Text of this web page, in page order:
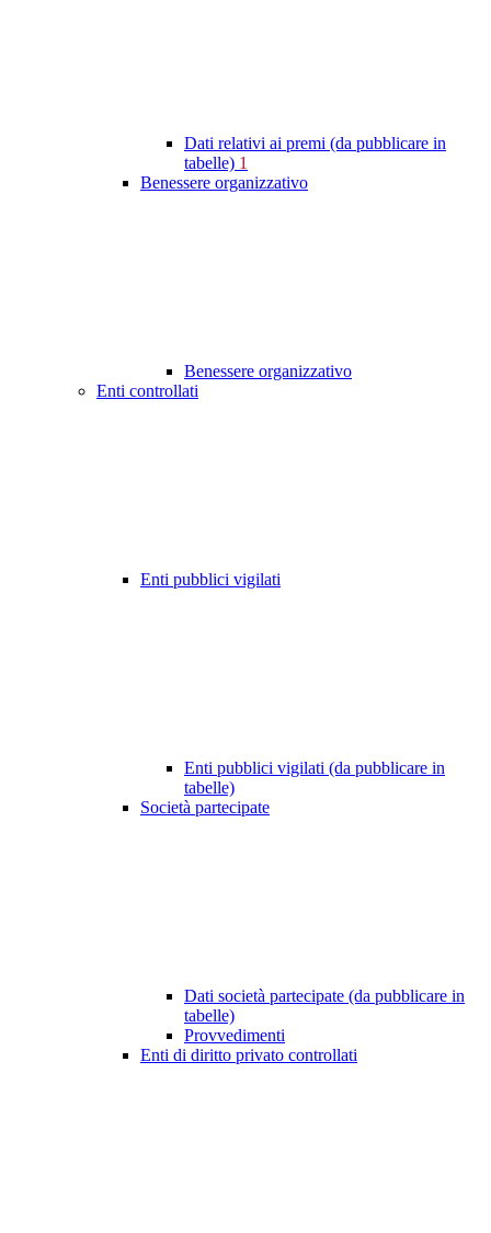
Dati relativi ai premi (da pubblicare in
tabelle) 1
Benessere organizzativo
Benessere organizzativo
Enti controllati
Enti pubblici vigilati
Enti pubblici vigilati (da pubblicare in
tabelle)
Società partecipate
Dati società partecipate (da pubblicare in
tabelle)
Provvedimenti
Enti di diritto privato controllati